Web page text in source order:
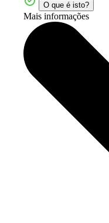
O que é isto?
Mais informações